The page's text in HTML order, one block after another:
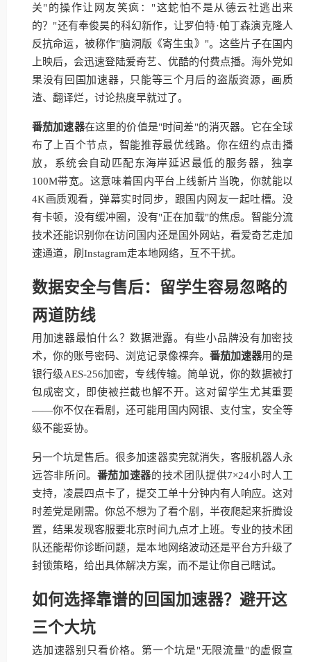
关"的操作让网友笑疯："这蛇怕不是从德云社逃出来
的？"还有奉俊昊的科幻新作，让罗伯特·帕丁森演克隆人
反抗命运，被称作"脑洞版《寄生虫》"。这些片子在国内
上映后，会迅速登陆爱奇艺、优酷的付费点播。海外党如
果没有回国加速器，只能等三个月后的盗版资源，画质
渣、翻译烂，讨论热度早就过了。
番茄加速器在这里的价值是"时间差"的消灭器。它在全球
布了上百个节点，智能推荐最优线路。你在纽约点击播
放，系统会自动匹配东海岸延迟最低的服务器，独享
100M带宽。这意味着国内平台上线新片当晚，你就能以
4K画质观看，弹幕实时同步，跟国内网友一起吐槽。没
有卡顿，没有缓冲圈，没有"正在加载"的焦虑。智能分流
技术还能识别你在访问国内还是国外网站，看爱奇艺走加
速通道，刷Instagram走本地网络，互不干扰。
数据安全与售后：留学生容易忽略的
两道防线
用加速器最怕什么？数据泄露。有些小品牌没有加密技
术，你的账号密码、浏览记录像裸奔。 番茄加速器用的是
银行级AES-256加密，专线传输。简单说，你的数据被打
包成密文，即使被拦截也解不开。这对留学生尤其重要
——你不仅在看剧，还可能用国内网银、支付宝，安全等
级不能妥协。
另一个坑是售后。很多加速器卖完就消失，客服机器人永
远答非所问。 番茄加速器的技术团队提供7×24小时人工
支持，凌晨四点卡了，提交工单十分钟内有人响应。这对
时差党是刚需。你总不想为了看个剧，半夜爬起来折腾设
置，结果发现客服要北京时间九点才上班。专业的技术团
队还能帮你诊断问题，是本地网络波动还是平台方升级了
封锁策略，给出具体解决方案，而不是让你自己瞎试。
如何选择靠谱的回国加速器？避开这
三个大坑
选加速器别只看价格。第一个坑是"无限流量"的虚假宣